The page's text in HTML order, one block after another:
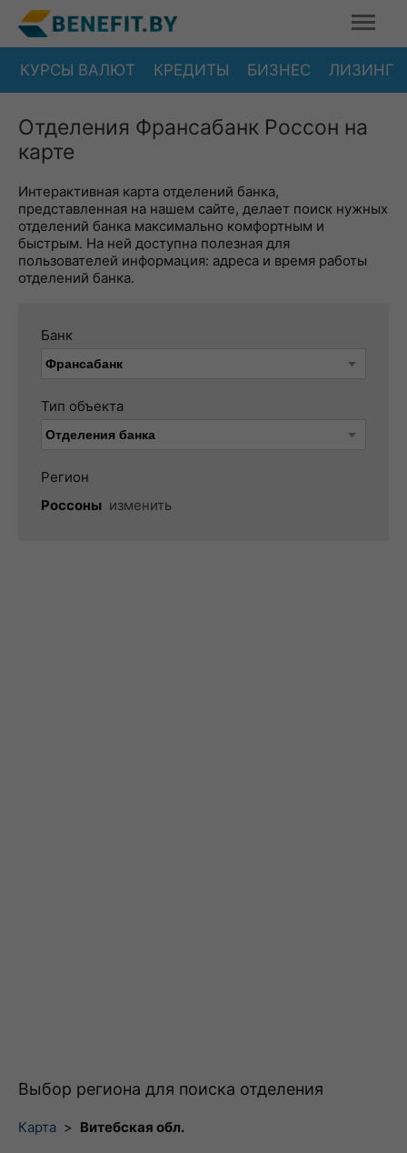
КУРСЫ ВАЛЮТ КРЕДИТЫ БИЗНЕС ЛИЗИНГ
Отделения Франсабанк Россон на
карте
Интерактивная карта отделений банка,
представленная на нашем сайте, делает поиск нужных
отделений банка максимально комфортным и
быстрым. На ней доступна полезная для
пользователей информация: адреса и время работы
отделений банка.
Банк
Тип объекта
Регион
Россоны изменить
Выбор региона для поиска отделения
Карта > Витебская обл.